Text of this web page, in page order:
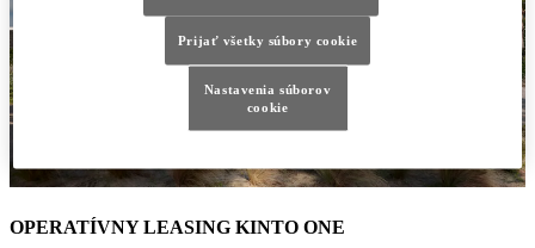
OPERATÍVNY LEASING KINTO ONE
Prijať všetky súbory cookie
Nastavenia súborov
cookie